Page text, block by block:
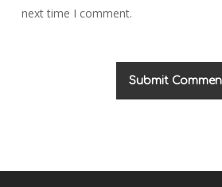
next time I comment.